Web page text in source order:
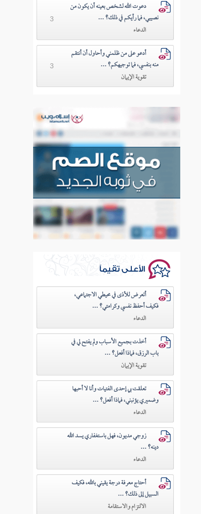
دعوت الله لشخص بعينه أن يكون من
نصيبي، فما رأيكم في ذلك؟ ...
الدعاء
3
أدعو على من ظلمني وأحاول أن أنتقم
منه بنفسي، فما توجيهكم؟ ...
تقوية الإيمان
3
الأعلى تقيماً
أتعرض للأذى في محيطي الاجتماعي،
فكيف أحفظ نفسي وكرامتي؟ ...
الدعاء
أخذت بجميع الأسباب ولم يفتح لي في
باب الرزق، فماذا أفعل؟ ...
تقوية الإيمان
تعلقت بي إحدى الفتيات وأنا لا أحبها
وضميري يؤنبني، فماذا أفعل؟ ...
الدعاء
زوجي مديون، فهل باستغفاري يسد الله
دينه؟ ...
الدعاء
أحتاج معرفة درجة يقيني بالله، فكيف
السبيل إلى ذلك؟ ...
الالتزام والاستقامة